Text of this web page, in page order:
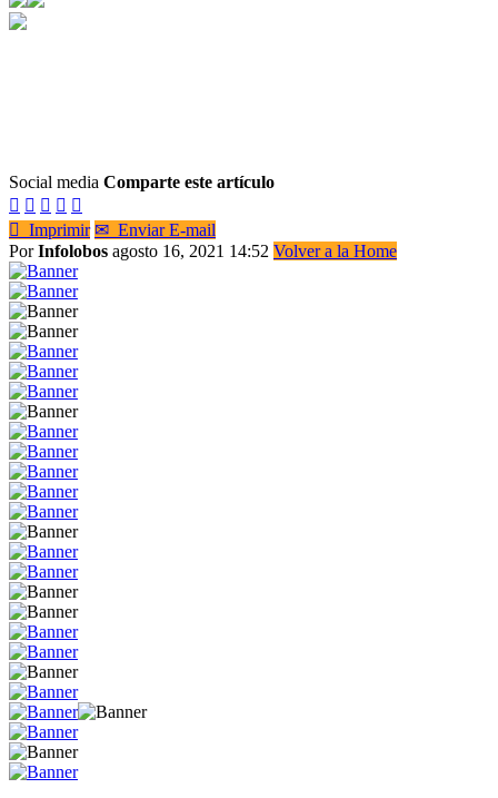
Social media Comparte este artículo
    
 Imprimir ✉ Enviar E-mail
PorInfolobos agosto 16, 2021 14:52 Volver a la Home